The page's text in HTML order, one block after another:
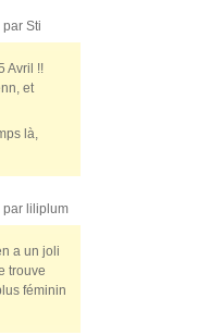
par Sti
Avril !!
et
là,
par liliplum
a un joli
trouve
féminin